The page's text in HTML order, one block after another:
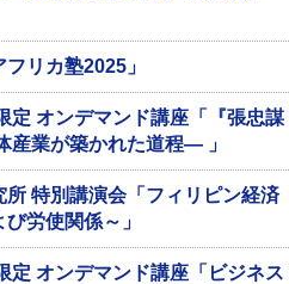
リカ塾2025」
定 オンデマンド講座「『張忠謀
産業が築かれた道程― 」
特別講演会「フィリピン経済
労使関係～」
定 オンデマンド講座「ビジネス